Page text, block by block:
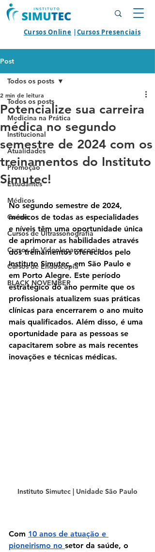
Cursos Online |Cursos Presenciais
Post
Todos os posts
Medicina na Prática
Institucional
Atualidades
Promoção
Estudantes
Médicos
Cursos
Cursos de Ultrassonografia
Cursos de Videolaparoscopia
Cursos de Endoscopia
BLACK NOVEMBER
Todos os posts
Potencialize sua carreira
médica no segundo
semestre de 2024 com os
treinamentos do Instituto
Simutec!
2 min de leitura
No segundo semestre de 2024,
médicos de todas as especialidades
e níveis têm uma oportunidade única
de aprimorar as habilidades através
dos treinamentos oferecidos pelo
Instituto Simutec, em São Paulo e
em Porto Alegre. Este período
estratégico do ano permite que os
profissionais atualizem suas práticas
clínicas para encerrarem o ano muito
mais qualificados. Além disso, é uma
oportunidade para as pessoas se
capacitarem sobre as mais recentes
inovações e técnicas médicas.
Instituto Simutec | Unidade São Paulo
Com 10 anos de atuação e
pioneirismo no setor da saúde, o